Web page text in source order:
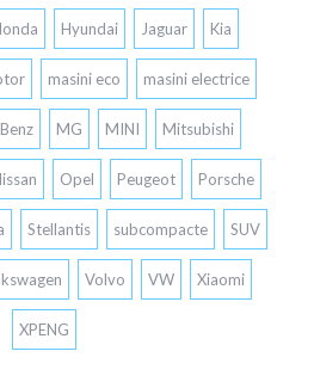
Hyundai Jaguar Kia
masini eco masini electrice
MG MINI Mitsubishi
Opel Peugeot Porsche
Stellantis subcompacte SUV
Volvo VW Xiaomi
XPENG